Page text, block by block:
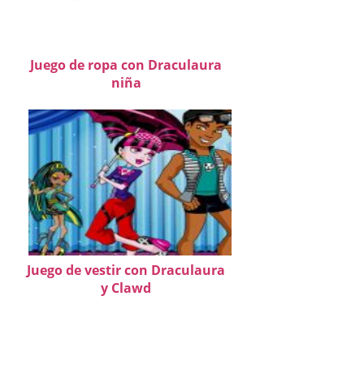
Juego de ropa con Draculaura
niña
Juego de vestir con Draculaura
y Clawd